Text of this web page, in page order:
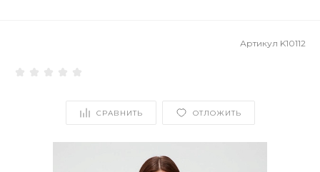
Артикул K10112
СРАВНИТЬ ОТЛОЖИТЬ